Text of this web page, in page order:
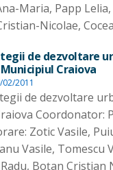
Maria, Papp
Nicolae,
de dezvoltare
Craiova
02/2011
de dezvoltare
Coordonator:
Zotic Vasile,
Vasile, Tomescu
Boţan Cristian